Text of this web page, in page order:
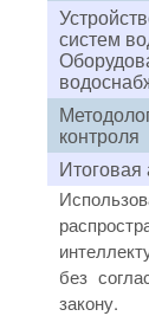
систем
контроля
Итоговая
без
закону.